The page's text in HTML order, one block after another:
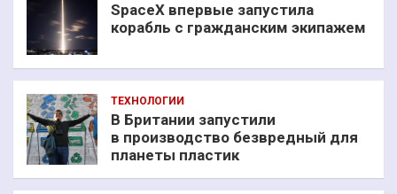
SpaceX впервые запустила
корабль с гражданским экипажем
ТЕХНОЛОГИИ
В Британии запустили
в производство безвредный для
планеты пластик